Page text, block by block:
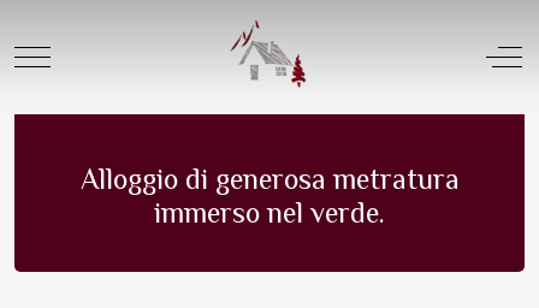
Mobile Menu Toggle Off-
Appartamento in Vendita | N. 8274
Alloggio di generosa metratura
immerso nel verde.